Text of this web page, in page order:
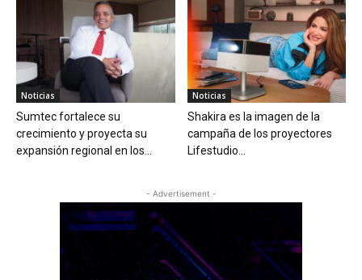
Noticias
Sumtec fortalece su
crecimiento y proyecta su
expansión regional en los...
Noticias
Shakira es la imagen de la
campaña de los proyectores
Lifestudio...
- Advertisement -